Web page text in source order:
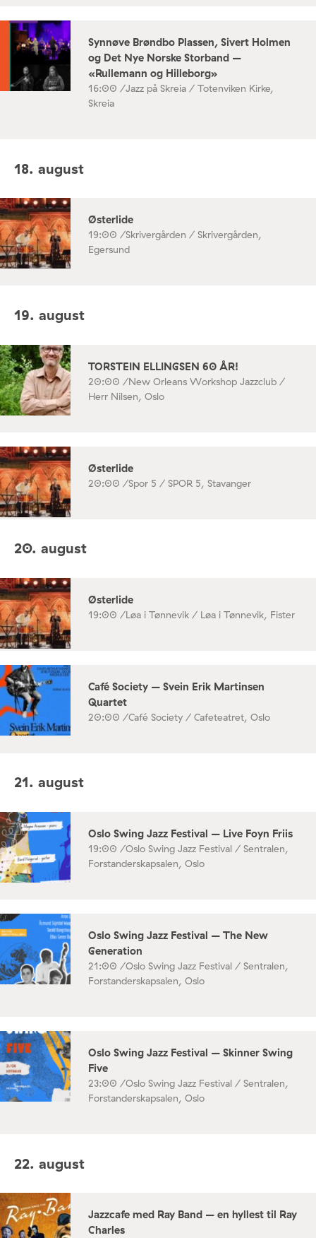
Synnøve Brøndbo Plassen, Sivert Holmen
og Det Nye Norske Storband –
«Rullemann og Hilleborg»
16:00 /Jazz på Skreia / Totenviken Kirke,
Skreia
18. august
Østerlide
19:00 /Skrivergården / Skrivergården,
Egersund
19. august
TORSTEIN ELLINGSEN 60 ÅR!
20:00 /New Orleans Workshop Jazzclub /
Herr Nilsen, Oslo
Østerlide
20:00 /Spor 5 / SPOR 5, Stavanger
20. august
Østerlide
19:00 /Løa i Tønnevik / Løa i Tønnevik, Fister
Café Society – Svein Erik Martinsen
Quartet
20:00 /Café Society / Cafeteatret, Oslo
21. august
Oslo Swing Jazz Festival – Live Foyn Friis
19:00 /Oslo Swing Jazz Festival / Sentralen,
Forstanderskapsalen, Oslo
Oslo Swing Jazz Festival – The New
Generation
21:00 /Oslo Swing Jazz Festival / Sentralen,
Forstanderskapsalen, Oslo
Oslo Swing Jazz Festival – Skinner Swing
Five
23:00 /Oslo Swing Jazz Festival / Sentralen,
Forstanderskapsalen, Oslo
22. august
Jazzcafe med Ray Band – en hyllest til Ray
Charles